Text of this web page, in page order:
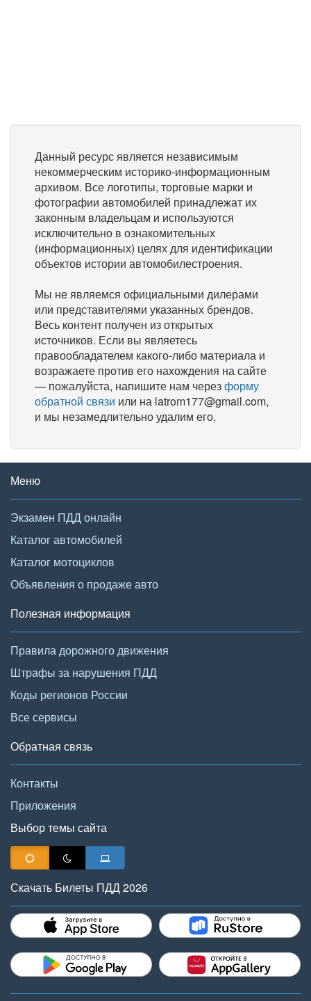
Данный ресурс является независимым
некоммерческим историко-информационным
архивом. Все логотипы, торговые марки и
фотографии автомобилей принадлежат их
законным владельцам и используются
исключительно в ознакомительных
(информационных) целях для идентификации
объектов истории автомобилестроения.
Мы не являемся официальными дилерами
или представителями указанных брендов.
Весь контент получен из открытых
источников. Если вы являетесь
правообладателем какого-либо материала и
возражаете против его нахождения на сайте
— пожалуйста, напишите нам черезформу
обратной связи или на latrom177@gmail.com,
и мы незамедлительно удалим его.
Меню
Экзамен ПДД онлайн
Каталог автомобилей
Каталог мотоциклов
Объявления о продаже авто
Полезная информация
Правила дорожного движения
Штрафы за нарушения ПДД
Коды регионов России
Все сервисы
Обратная связь
Контакты
Приложения
Выбор темы сайта
Скачать Билеты ПДД 2026